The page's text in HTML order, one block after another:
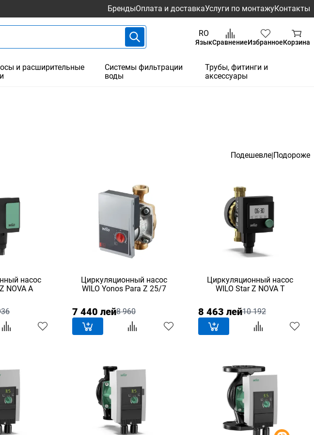
БрендыОплата и доставкаУслуги по монтажуКонтакты
RO
ЯзыкСравнениеИзбранноеКорзина
и расширительные
Системы фильтрации
воды
Трубы, фитинги и
аксессуары
Подешевле|Подороже
насос
NOVA A
Циркуляционный насос
WILO Yonos Para Z 25/7
7 440 лей8 960
Циркуляционный насос
WILO Star Z NOVA T
8 463 лей10 192